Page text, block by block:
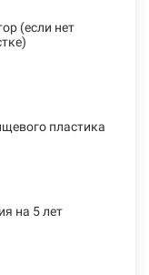
(если нет
пластика
на 5 лет